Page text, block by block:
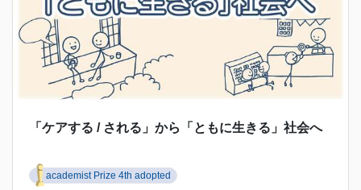
「ケアする / される」から「ともに生きる」社会へ
academist Prize 4th adopted